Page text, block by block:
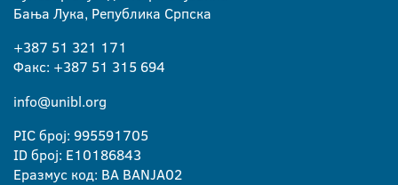
Бања Лука, Република Српска
+387 51 321 171
Факс: +387 51 315 694
info@unibl.org
PIC број: 995591705
ID број: E10186843
Еразмус код: BA BANJA02